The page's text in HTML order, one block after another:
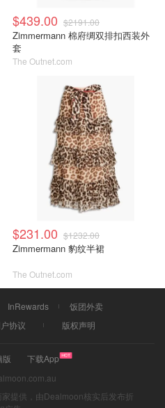
$439.00 $2191.00
Zimmermann 棉府绸双排扣西装外
套
The Outnet.com
$231.00 $1232.00
Zimmermann 豹纹半裙
The Outnet.com
InRewards
饭团外卖
协议 版权声明
版
下载App
提供，由Dealmoon核实后发布折